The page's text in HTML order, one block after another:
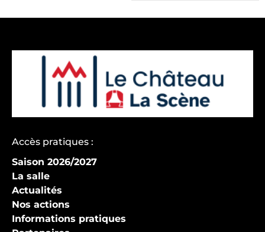
Accès pratiques :
Saison 2026/2027
La salle
Actualités
Nos actions
Informations pratiques